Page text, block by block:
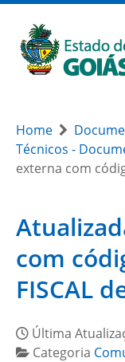
Home
Técnicos -
externa com
com
FISCAL
Última
Categoria